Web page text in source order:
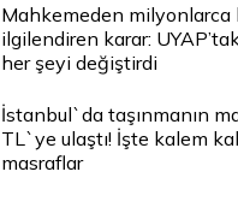
Mahkemeden milyonlarca
ilgilendiren karar:
her şeyi değiştirdi
İstanbul`da taşınmanın
TL`ye ulaştı! İşte kalem
masraflar